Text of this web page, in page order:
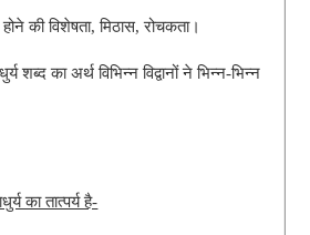
की विशेषता, मिठास, रोचकता।
शब्द का अर्थ विभिन्न विद्वानों ने भिन्न-भिन्न
का तात्पर्य है-